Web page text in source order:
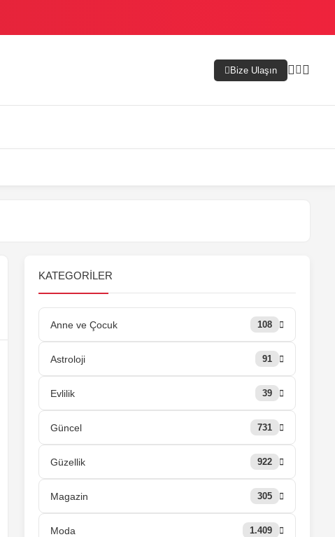
Bize Ulaşın
KATEGORILER
Anne ve Çocuk 108
Astroloji 91
Evlilik 39
Güncel 731
Güzellik 922
Magazin 305
Moda 1.409